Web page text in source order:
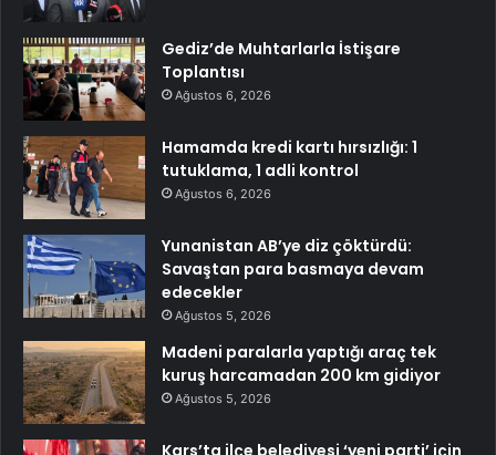
Gediz’de Muhtarlarla İstişare
Toplantısı
Ağustos 6, 2026
Hamamda kredi kartı hırsızlığı: 1
tutuklama, 1 adli kontrol
Ağustos 6, 2026
Yunanistan AB’ye diz çöktürdü:
Savaştan para basmaya devam
edecekler
Ağustos 5, 2026
Madeni paralarla yaptığı araç tek
kuruş harcamadan 200 km gidiyor
Ağustos 5, 2026
Kars’ta ilçe belediyesi ‘yeni parti’ için